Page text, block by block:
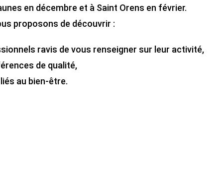
en décembre et à Saint Orens en février.
proposons de découvrir :
ravis de vous renseigner sur leur activité,
de qualité,
au bien-être.